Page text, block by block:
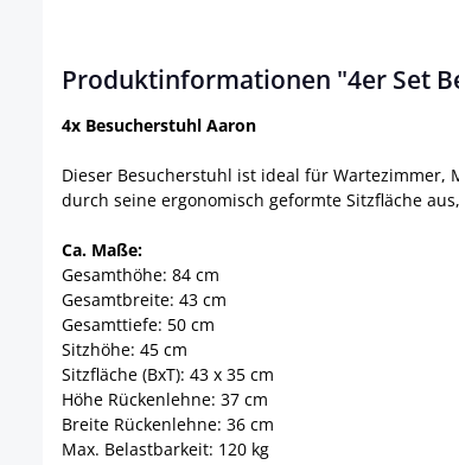
Produktinformationen "4er Set
4x Besucherstuhl Aaron
Dieser Besucherstuhl ist ideal für Wartezimmer,
durch seine ergonomisch geformte Sitzfläche
Ca. Maße:
Gesamthöhe: 84 cm
Gesamtbreite: 43 cm
Gesamttiefe: 50 cm
Sitzhöhe: 45 cm
Sitzfläche (BxT): 43 x 35 cm
Höhe Rückenlehne: 37 cm
Breite Rückenlehne: 36 cm
Max. Belastbarkeit: 120 kg